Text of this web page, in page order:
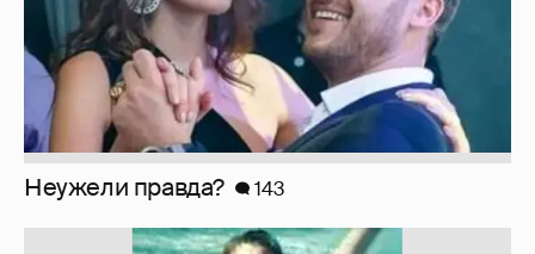
Неужели правда? 143